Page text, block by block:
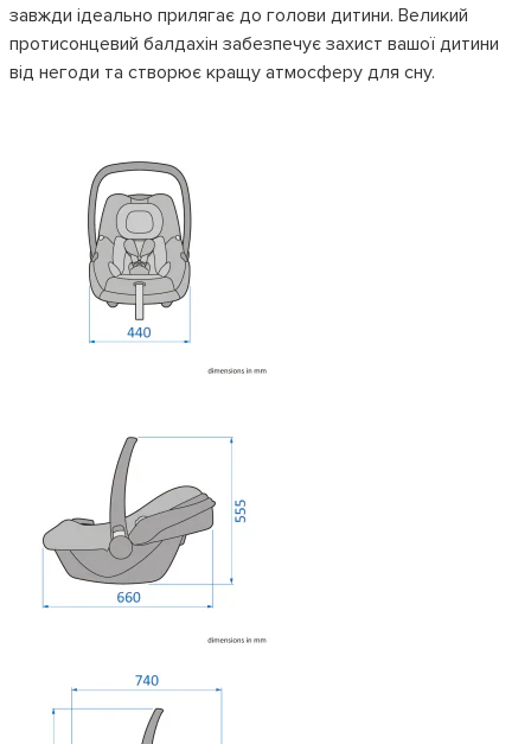
завжди ідеально прилягає до голови дитини. Великий
протисонцевий балдахін забезпечує захист вашої дитини
від негоди та створює кращу атмосферу для сну.